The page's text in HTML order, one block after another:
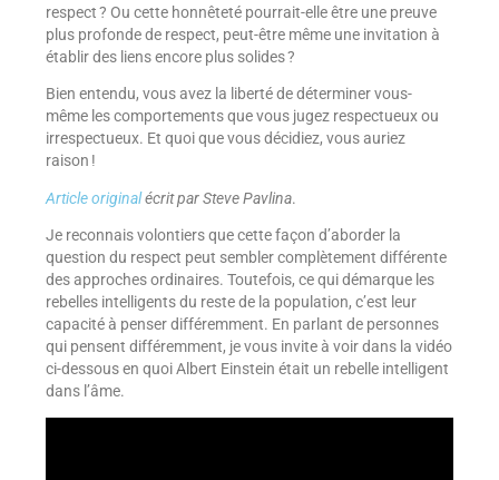
respect ? Ou cette honnêteté pourrait-elle être une preuve
plus profonde de respect, peut-être même une invitation à
établir des liens encore plus solides ?
Bien entendu, vous avez la liberté de déterminer vous-
même les comportements que vous jugez respectueux ou
irrespectueux. Et quoi que vous décidiez, vous auriez
raison !
Article originalécrit par Steve Pavlina.
Je reconnais volontiers que cette façon d’aborder la
question du respect peut sembler complètement différente
des approches ordinaires. Toutefois, ce qui démarque les
rebelles intelligents du reste de la population, c’est leur
capacité à penser différemment. En parlant de personnes
qui pensent différemment, je vous invite à voir dans la vidéo
ci-dessous en quoi Albert Einstein était un rebelle intelligent
dans l’âme.